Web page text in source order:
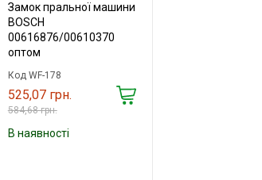
Замок пральної машини
BOSCH
00616876/00610370
оптом
Код WF-178
525,07 грн.
584,68 грн.
В наявності